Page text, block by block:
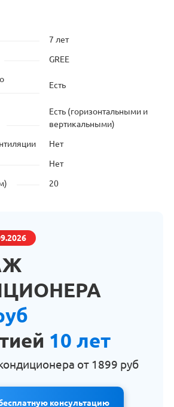
7 лет
GREE
Есть
Есть (горизонтальными и
вертикальными)
Нет
Нет
20
10 лет
от 1899 руб
консультацию